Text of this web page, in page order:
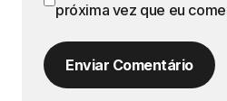
próxima vez que eu
Enviar Comentário